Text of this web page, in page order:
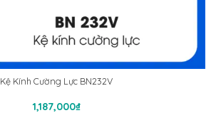
Kệ Kính Cường Lực BN232V
1,187,000₫
Thêm Vào Giỏ Hàng